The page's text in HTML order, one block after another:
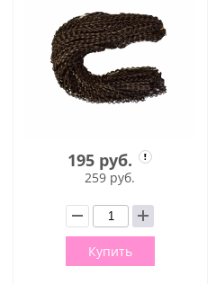
195 руб.
259 руб.
Купить